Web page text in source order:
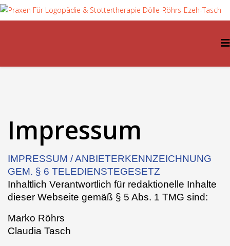
Impressum
IMPRESSUM / ANBIETERKENNZEICHNUNG
GEM. § 6 TELEDIENSTEGESETZ
Inhaltlich Verantwortlich für redaktionelle Inhalte
dieser Webseite gemäß § 5 Abs. 1 TMG sind:
Marko Röhrs
Claudia Tasch